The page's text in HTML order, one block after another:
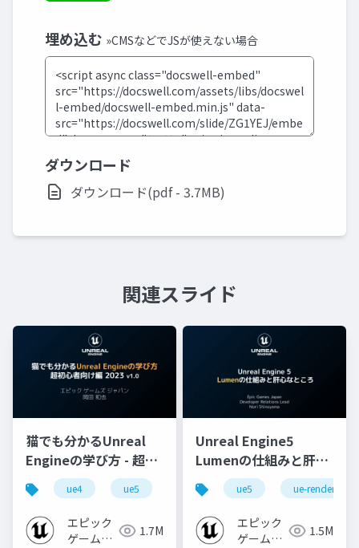
埋め込む »CMSなどでJSが使えない場合
ダウンロード
ダウンロード(pdf - 3.7MB)
関連スライド
猫でも分かるUnreal
Engineの学び方 - 超初
心者向け編 - 2023 v1.0
ue4 ue5 ue-beginner
エピック
ゲームズ
1.7M
Unreal Engine5
Lumenの仕組みと肝心
なところ
ue5 ue-rendering
エピック
ゲームズ
1.5M